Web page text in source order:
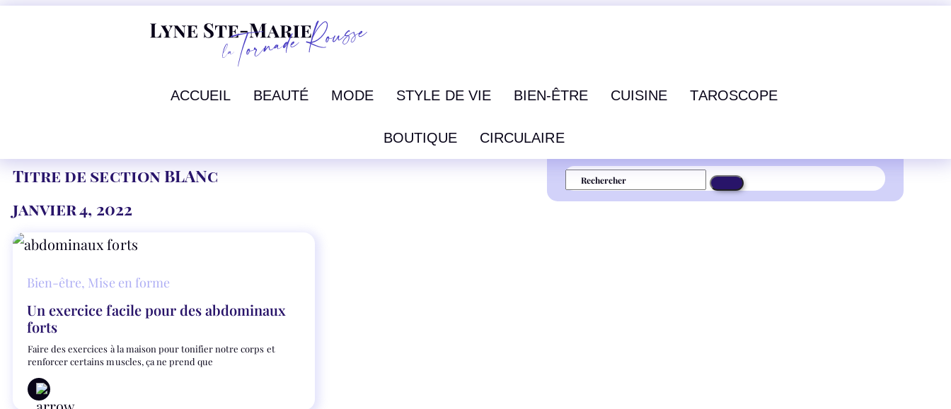
ACCUEIL BEAUTÉ MODE STYLE DE VIE BIEN-ÊTRE CUISINE TAROSCOPE
BOUTIQUE CIRCULAIRE
Titre de section BLANc
janvier 4, 2022
Bien-être, Mise en forme
Un exercice facile pour des abdominaux
forts
Faire des exercices à la maison pour tonifier notre corps et
renforcer certains muscles, ça ne prend que